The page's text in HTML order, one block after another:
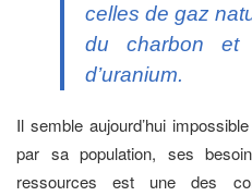
celles de gaz
du charbon
d’uranium.
Il semble aujourd’hui
par sa population, ses
ressources est une des